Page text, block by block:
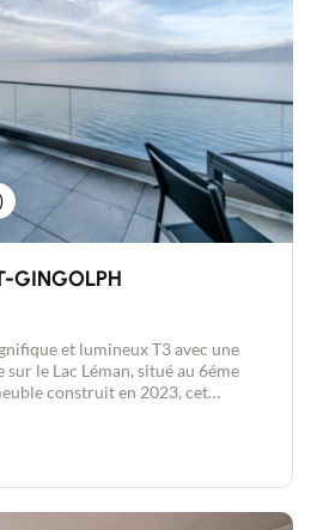
écoles. En transport en commun,
d’Annecy et d’Aix les Bains . Un
convenant à un particulier
un spacieux logement en centre-
recherchant une bonne
le stockage. Atouts : -
de ville -Possibilité de
actuelle pour un
ou de réunir les deux
grand appartement familial de 87
information:
GINGOLPH
et lumineux T3 avec une
le Lac Léman, situé au 6éme
construit en 2023, cet
sur une jolie terrasse de
vue panoramique sur le Lac et les